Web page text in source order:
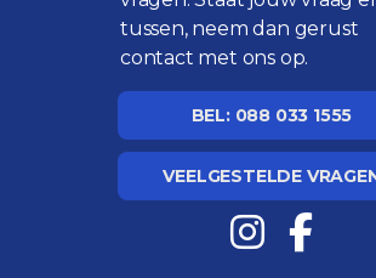
tussen, neem dan gerust
contact met ons op.
BEL: 088 033 1555
VEELGESTELDE